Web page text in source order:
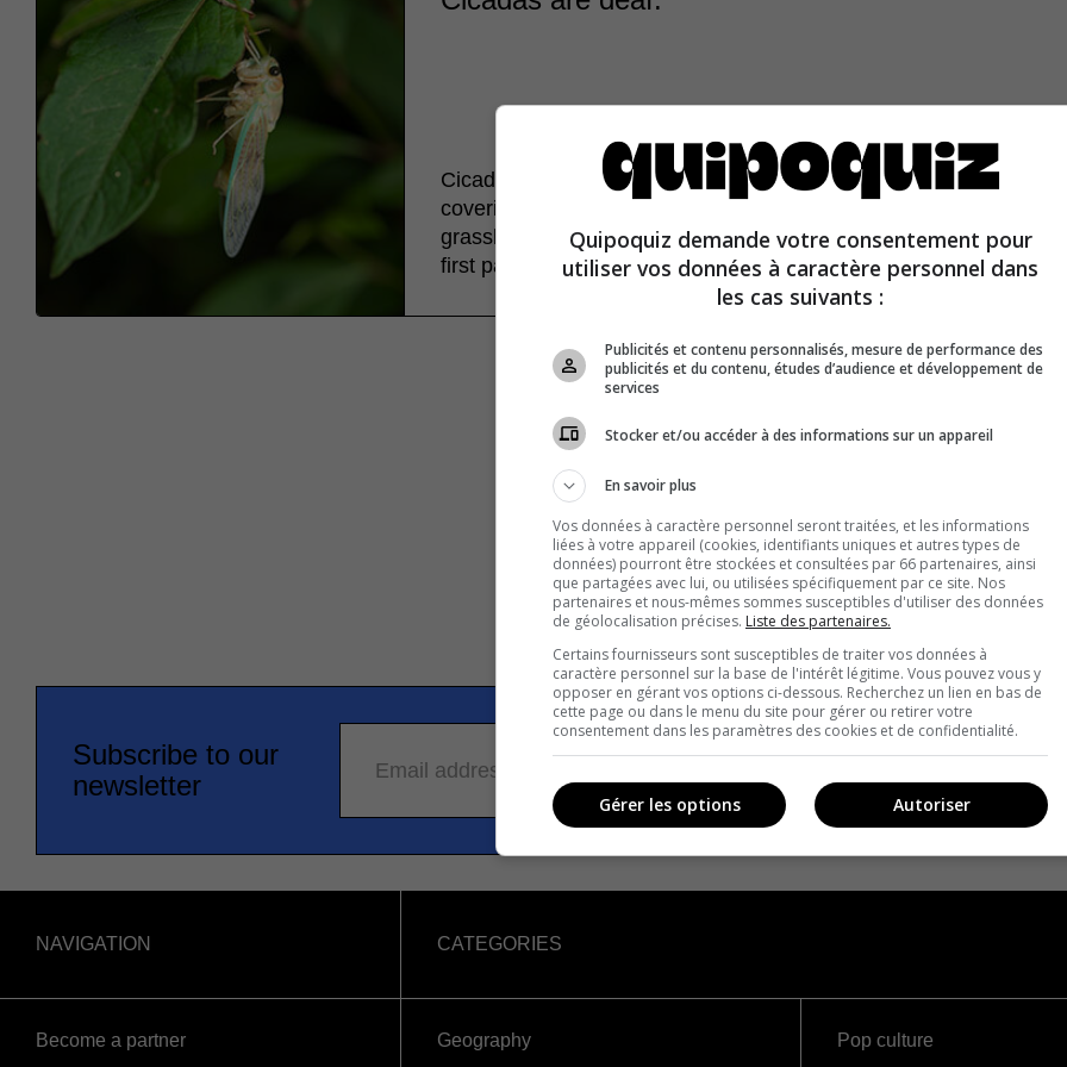
Cicadas can hear. Their eardrums, which consist of a delicate
covering a small cavity, are located in front of the abdomen.
grasshoppers, on the other hand, have their eardrums on the
first pair of legs.
Subscribe to our
newsletter
Email address
NAVIGATION
Become a partner
CATEGORIES
Geography
Pop culture
Quipoquiz demande votre consentement pour
utiliser vos données à caractère personnel dans
les cas suivants :
Publicités et contenu personnalisés, mesure de performance des
publicités et du contenu, études d’audience et développement de
services
Stocker et/ou accéder à des informations sur un appareil
En savoir plus
Vos données à caractère personnel seront traitées, et les informations
liées à votre appareil (cookies, identifiants uniques et autres types de
données) pourront être stockées et consultées par 66 partenaires, ainsi
que partagées avec lui, ou utilisées spécifiquement par ce site. Nos
partenaires et nous-mêmes sommes susceptibles d'utiliser des données
de géolocalisation précises. Liste des partenaires.
Certains fournisseurs sont susceptibles de traiter vos données à
caractère personnel sur la base de l'intérêt légitime. Vous pouvez vous y
opposer en gérant vos options ci-dessous. Recherchez un lien en bas de
cette page ou dans le menu du site pour gérer ou retirer votre
consentement dans les paramètres des cookies et de confidentialité.
Autoriser
Gérer les options